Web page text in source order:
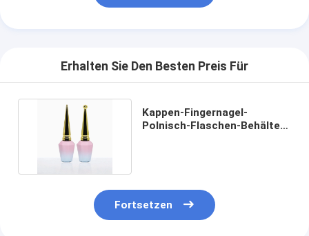
Erhalten Sie Den Besten Preis Für
Kappen-Fingernagel-
Polnisch-Flaschen-Behälter
Fortsetzen